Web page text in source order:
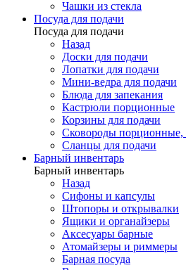
Чашки из стекла
Посуда для подачи
Посуда для подачи
Назад
Доски для подачи
Лопатки для подачи
Мини-ведра для подачи
Блюда для запекания
Кастрюли порционные
Корзины для подачи
Сковороды порционные,
Сланцы для подачи
Барный инвентарь
Барный инвентарь
Назад
Сифоны и капсулы
Штопоры и открывалки
Ящики и органайзеры
Аксесуары барные
Атомайзеры и риммеры
Барная посуда